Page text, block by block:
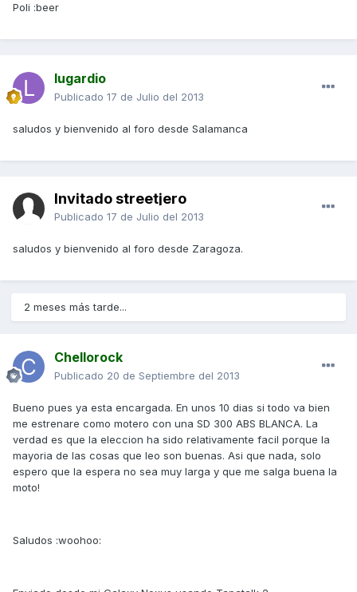
Poli :beer
lugardio
Publicado 17 de Julio del 2013
saludos y bienvenido al foro desde Salamanca
Invitado streetjero
Publicado 17 de Julio del 2013
saludos y bienvenido al foro desde Zaragoza.
2 meses más tarde...
Chellorock
Publicado 20 de Septiembre del 2013
Bueno pues ya esta encargada. En unos 10 dias si todo va bien
me estrenare como motero con una SD 300 ABS BLANCA. La
verdad es que la eleccion ha sido relativamente facil porque la
mayoria de las cosas que leo son buenas. Asi que nada, solo
espero que la espera no sea muy larga y que me salga buena la
moto!
Saludos :woohoo: